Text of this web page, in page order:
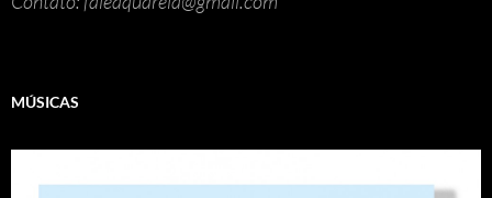
MÚSICAS